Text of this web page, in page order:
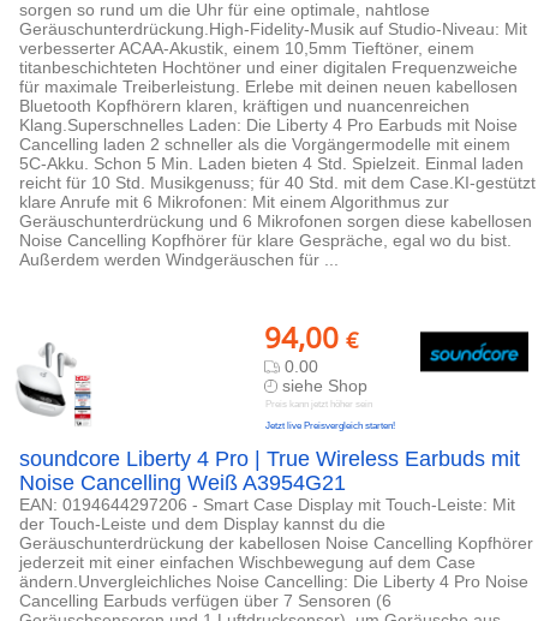
sorgen so rund um die Uhr für eine optimale, nahtlose
Geräuschunterdrückung.High-Fidelity-Musik auf Studio-Niveau: Mit
verbesserter ACAA-Akustik, einem 10,5mm Tieftöner, einem
titanbeschichteten Hochtöner und einer digitalen Frequenzweiche
für maximale Treiberleistung. Erlebe mit deinen neuen kabellosen
Bluetooth Kopfhörern klaren, kräftigen und nuancenreichen
Klang.Superschnelles Laden: Die Liberty 4 Pro Earbuds mit Noise
Cancelling laden 2 schneller als die Vorgängermodelle mit einem
5C-Akku. Schon 5 Min. Laden bieten 4 Std. Spielzeit. Einmal laden
reicht für 10 Std. Musikgenuss; für 40 Std. mit dem Case.KI-gestützt
klare Anrufe mit 6 Mikrofonen: Mit einem Algorithmus zur
Geräuschunterdrückung und 6 Mikrofonen sorgen diese kabellosen
Noise Cancelling Kopfhörer für klare Gespräche, egal wo du bist.
Außerdem werden Windgeräuschen für ...
94,00 €
0.00
siehe Shop
Preis kann jetzt höher sein
Jetzt live Preisvergleich starten!
soundcore Liberty 4 Pro | True Wireless Earbuds mit
Noise Cancelling Weiß A3954G21
EAN: 0194644297206 - Smart Case Display mit Touch-Leiste: Mit
der Touch-Leiste und dem Display kannst du die
Geräuschunterdrückung der kabellosen Noise Cancelling Kopfhörer
jederzeit mit einer einfachen Wischbewegung auf dem Case
ändern.Unvergleichliches Noise Cancelling: Die Liberty 4 Pro Noise
Cancelling Earbuds verfügen über 7 Sensoren (6